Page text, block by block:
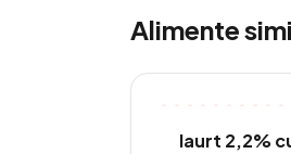
Alimente
Iaurt 2,2%